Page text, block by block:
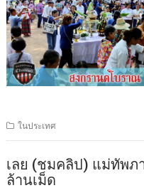
ในประเทศ
เลย (ชมคลิป) แม่ทัพภ
ล้านเม็ด